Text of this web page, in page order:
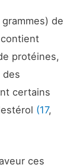
de
protéines,
des
certains
(17,
ces